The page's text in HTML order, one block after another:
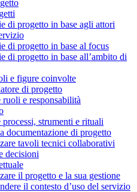
di progetto in base agli attori
di progetto in base al focus
di progetto in base all’ambito di
e figure coinvolte
di progetto
e responsabilità
strumenti e rituali
documentazione di progetto
tavoli tecnici collaborativi
decisioni
il progetto e la sua gestione
il contesto d’uso del servizio